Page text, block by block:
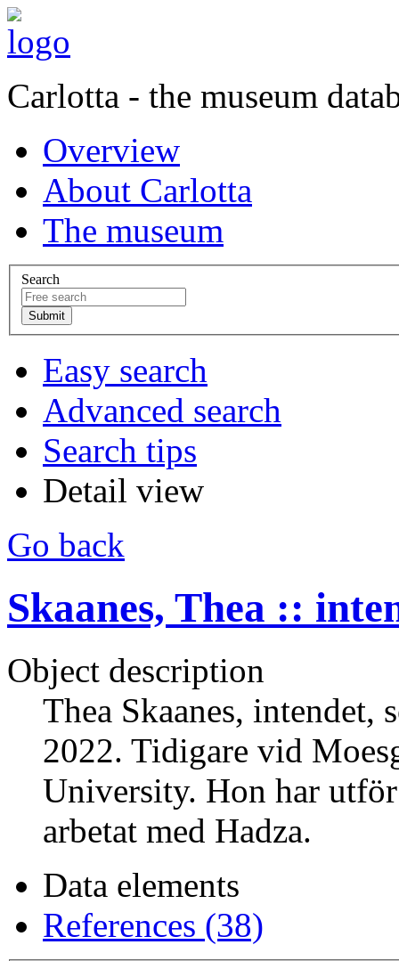
Carlotta - the museum
Overview
About Carlotta
The museum
Search
Easy search
Advanced search
Search tips
Detail view
Go back
Skaanes, Thea ::
Object description
Thea Skaanes,
2022. Tidigare vid
University. Hon har
arbetat med Hadza.
Data elements
References (38)